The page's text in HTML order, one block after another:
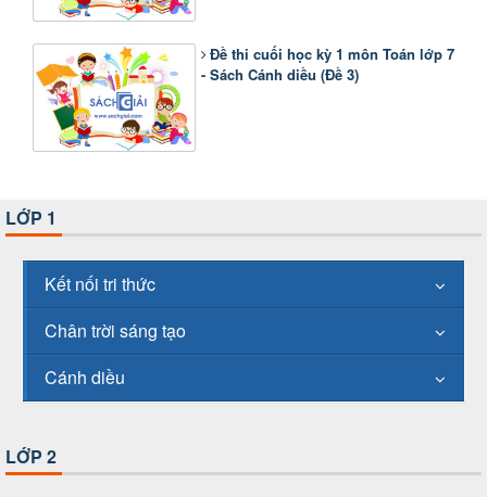
Đề thi cuối học kỳ 1 môn Toán lớp 7
- Sách Cánh diều (Đề 3)
LỚP 1
Kết nối tri thức
Chân trời sáng tạo
Cánh diều
LỚP 2